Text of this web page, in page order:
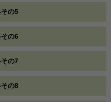
の5
の6
の7
の8